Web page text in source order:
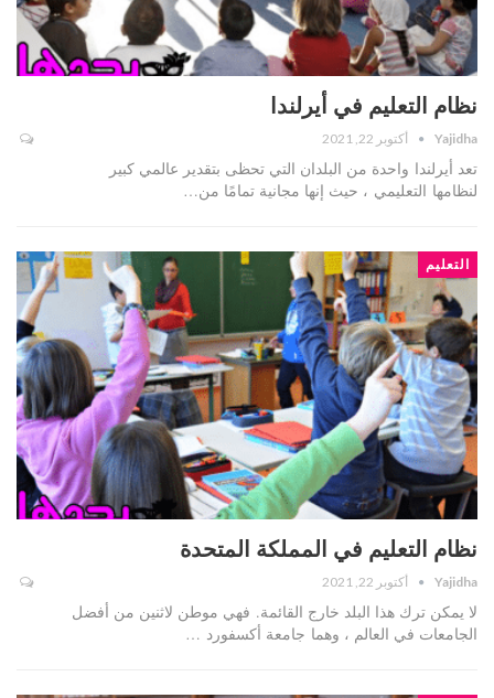
نظام التعليم في أيرلندا
Yajidha أكتوبر 22, 2021
تعد أيرلندا واحدة من البلدان التي تحظى بتقدير عالمي كبير
لنظامها التعليمي ، حيث إنها مجانية تمامًا من…
التعليم
نظام التعليم في المملكة المتحدة
Yajidha أكتوبر 22, 2021
لا يمكن ترك هذا البلد خارج القائمة. فهي موطن لاثنين من أفضل
الجامعات في العالم ، وهما جامعة أكسفورد …